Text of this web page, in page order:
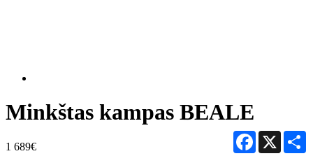
Minkštas kampas BEALE
1 689€
Facebook
X